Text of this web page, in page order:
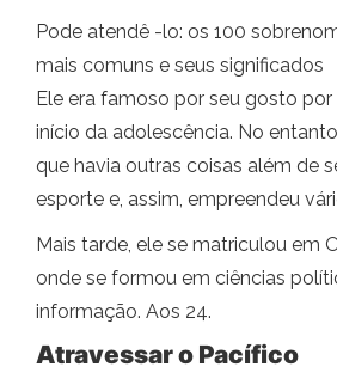
Pode atendê -lo: os 100
mais comuns e seus significados
Ele era famoso por seu gosto
início da adolescência. No
que havia outras coisas além de
esporte e, assim, empreendeu
Mais tarde, ele se matriculou em
onde se formou em ciências
informação. Aos 24.
Atravessar o Pacífico